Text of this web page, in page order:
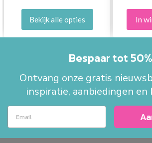
Bekijk alle opties In
Bespaar tot
Ontvang onze gratis
inspiratie, aanbiedingen